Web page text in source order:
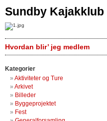
Sundby Kajakklub
Hvordan blir’ jeg medlem
Kategorier
Aktiviteter og Ture
Arkivet
Billeder
Byggeprojektet
Fest